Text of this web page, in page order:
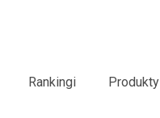
Rankingi Produkty